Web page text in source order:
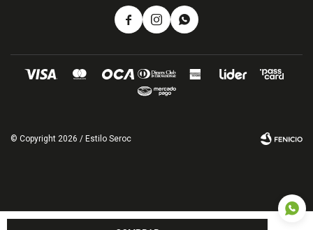
  
© Copyright 2026 / Estilo Seroc